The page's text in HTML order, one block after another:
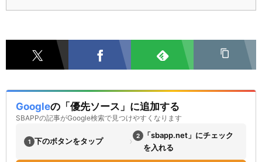
Googleの「優先ソース」に追加する
SBAPPの記事がGoogle検索で見つけやすくなります
1 下のボタンをタップ › 2
「sbapp.net」にチェック
を入れる